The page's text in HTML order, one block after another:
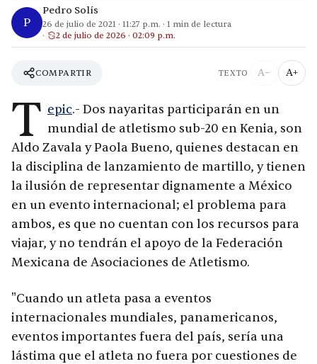
P
Pedro Solís
26 de julio de 2021 · 11:27 p.m. · 1 min de lectura
2 de julio de 2026 · 02:09 p.m.
COMPARTIR TEXTO A− A+
T epic.- Dos nayaritas participarán en un
mundial de atletismo sub-20 en Kenia, son
Aldo Zavala y Paola Bueno, quienes destacan en
la disciplina de lanzamiento de martillo, y tienen
la ilusión de representar dignamente a México
en un evento internacional; el problema para
ambos, es que no cuentan con los recursos para
viajar, y no tendrán el apoyo de la Federación
Mexicana de Asociaciones de Atletismo.
"Cuando un atleta pasa a eventos
internacionales mundiales, panamericanos,
eventos importantes fuera del país, sería una
lástima que el atleta no fuera por cuestiones de